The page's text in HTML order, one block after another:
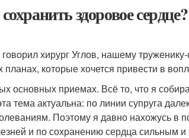
здоровое
хирург Углов, нашему труженику-
планах, которые хочется привести в
приемах. Всё то, что я
тема актуальна: по линии супруга
Поэтому я давно нахожусь в
и по сохранению сердца сильным